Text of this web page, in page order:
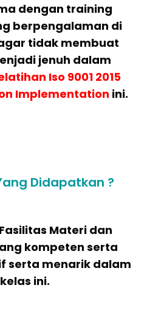
dengan training
berpengalaman di
tidak membuat
jenuh dalam
Iso 9001 2015
Implementation ini.
Didapatkan ?
Materi dan
kompeten serta
serta menarik dalam
kelas ini.